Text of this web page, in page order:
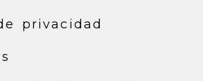
privacidad